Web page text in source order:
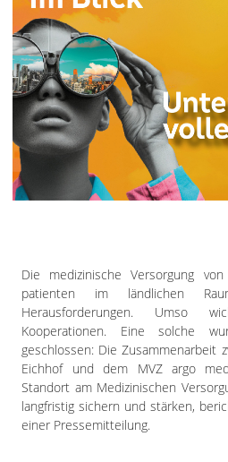
Schwalm
Fulda
Gießen
Impressum
Die medizinische Versorgung
patienten im ländlichen
Herausforderungen. Umso
Kooperationen. Eine solche
geschlossen: Die Zusammenarbeit
Eichhof und dem MVZ argo
Standort am Medizinischen
langfristig sichern und stärken,
einer Pressemitteilung.